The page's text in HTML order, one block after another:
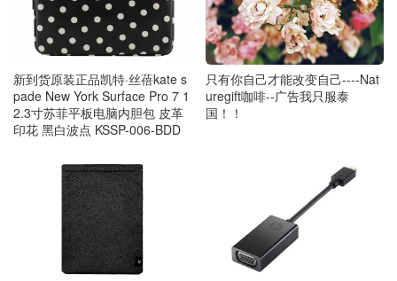
新到货原装正品凯特·丝蓓kate s
pade New York Surface Pro 7 1
2.3寸苏菲平板电脑内胆包 皮革
印花 黑白波点 KSSP-006-BDD
只有你自己才能改变自己----Nat
uregift咖啡--广告我只服泰
国！！